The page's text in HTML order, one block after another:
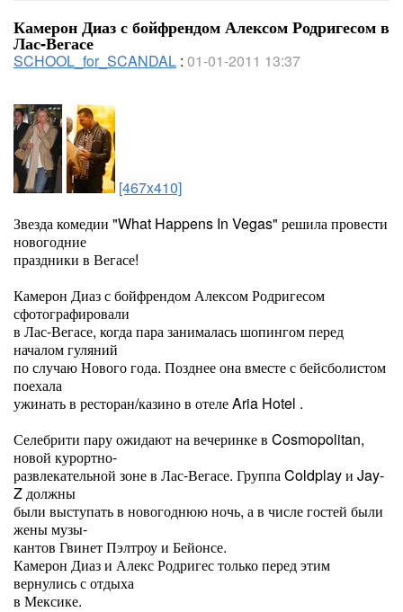
Камерон Диаз с бойфрендом Алексом Родригесом в
Лас-Вегасе
SCHOOL_for_SCANDAL : 01-01-2011 13:37
[467x410]
Звезда комедии "What Happens In Vegas" решила провести
новогодние
праздники в Вегасе!
Камерон Диаз с бойфрендом Алексом Родригесом
сфотографировали
в Лас-Вегасе, когда пара занималась шопингом перед
началом гуляний
по случаю Нового года. Позднее она вместе с бейсболистом
поехала
ужинать в ресторан/казино в отеле Aria Hotel .
Селебрити пару ожидают на вечеринке в Cosmopolitan,
новой курортно-
развлекательной зоне в Лас-Вегасе. Группа Coldplay и Jay-
Z должны
были выступать в новогоднюю ночь, а в числе гостей были
жены музы-
кантов Гвинет Пэлтроу и Бейонсе.
Камерон Диаз и Алекс Родригес только перед этим
вернулись с отдыха
в Мексике.